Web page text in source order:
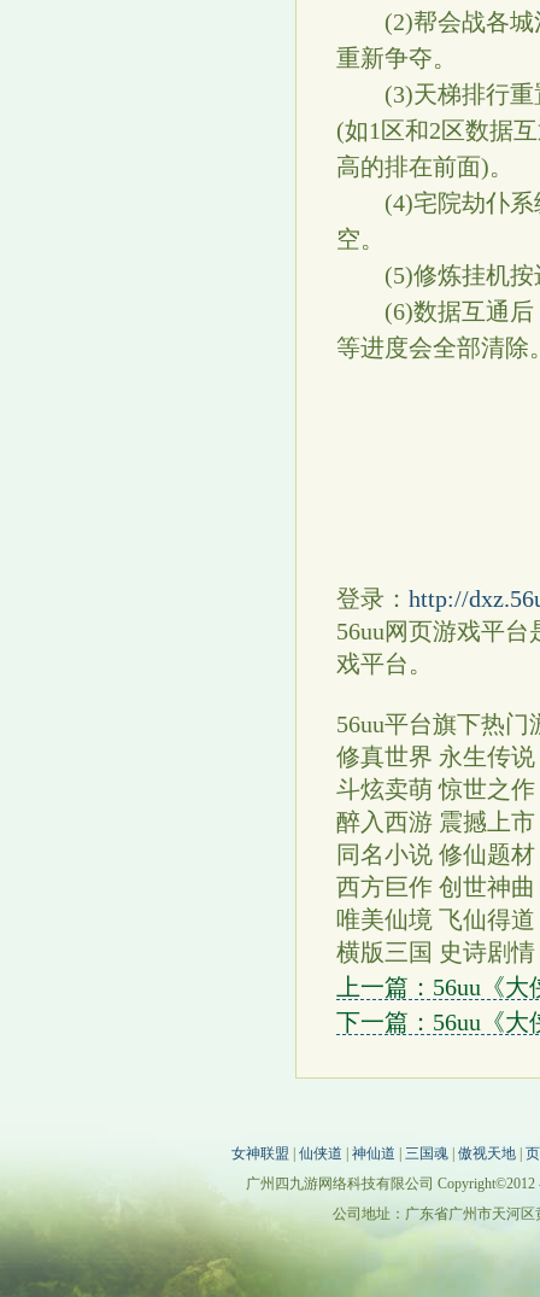
(2)帮会战各城
重新争夺。
(3)天梯排行重
(如1区和2区数据
高的排在前面)。
(4)宅院劫仆系
空。
(5)修炼挂机按
(6)数据互通后
等进度会全部清除
登录： http://
56uu网页游戏平
戏平台。
56uu平台旗下热门
修真世界 永生传
斗炫卖萌 惊世之
醉入西游 震撼上
同名小说 修仙题
西方巨作 创世神
唯美仙境 飞仙得
横版三国 史诗剧
上一篇：56uu《
下一篇：56uu《大
女神联盟 仙侠道 神仙道 三国魂 傲视天地
广州四九游网络科技有限公司 Copyright©2012
公司地址：广东省广州市天河